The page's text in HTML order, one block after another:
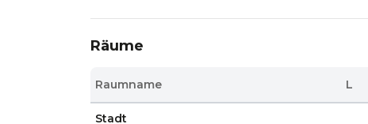
Räume
Raumname L
Stadt